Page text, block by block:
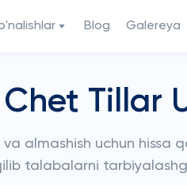
Blog Galereya
Chet Tillar
almashish uchun
talabalarni